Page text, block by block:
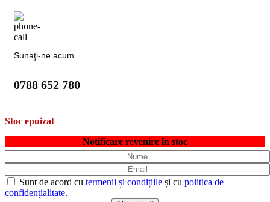
Sunaţi-ne acum
0788 652 780
Stoc epuizat
Notificare revenire în stoc
Sunt de acord cu termenii și condițiile și cu politica de
confidențialitate.